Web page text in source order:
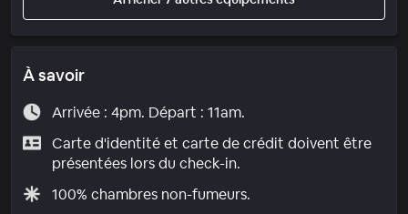
À savoir
Arrivée : 4pm. Départ : 11am.
Carte d'identité et carte de crédit doivent être
présentées lors du check-in.
100% chambres non-fumeurs.